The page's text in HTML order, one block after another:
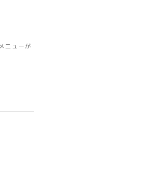
ニューが